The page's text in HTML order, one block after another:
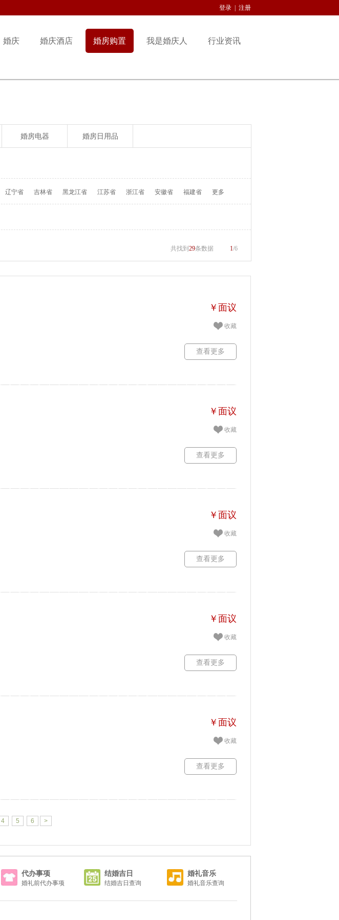
登录 注册
婚庆 婚庆酒店 婚房购置 我是婚庆人 行业资讯
婚房电器 婚房日用品
辽宁省 吉林省 黑龙江省 江苏省 浙江省 安徽省 福建省 更多
共找到 29条数据 1/6
￥面议
收藏
查看更多
￥面议
收藏
查看更多
￥面议
收藏
查看更多
￥面议
收藏
查看更多
￥面议
收藏
查看更多
4 5 6 >
代办事项
婚礼前代办事项
结婚吉日
结婚吉日查询
婚礼音乐
婚礼音乐查询